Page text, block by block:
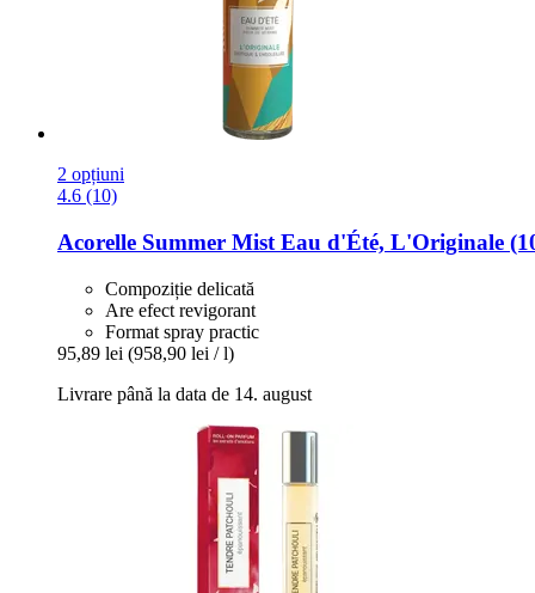
2 opțiuni
4.6 (10)
Acorelle Summer Mist Eau d'Été, L'Originale
Compoziție delicată
Are efect revigorant
Format spray practic
95,89 lei (958,90 lei / l)
Livrare până la data de 14. august